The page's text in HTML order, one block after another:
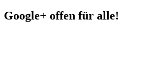
Google+ offen für alle!